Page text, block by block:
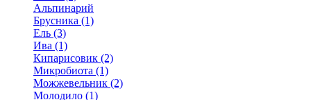
Альпинарий
Брусника (1)
Ель (3)
Ива (1)
Кипарисовик (2)
Микробиота (1)
Можжевельник (2)
Молодило (1)